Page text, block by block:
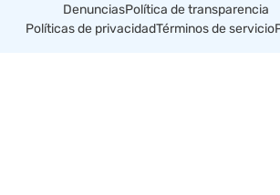
DenunciasPolítica de transparencia
Políticas de privacidadTérminos de servicio